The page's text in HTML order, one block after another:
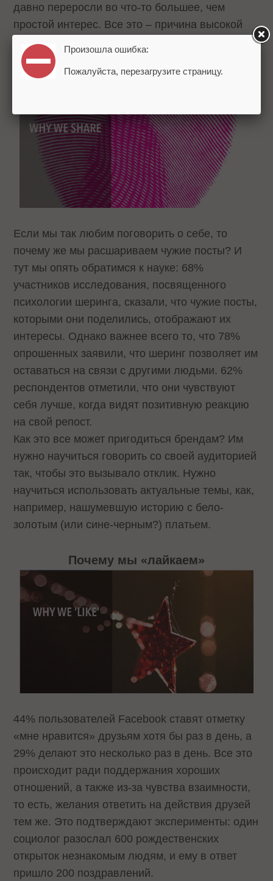
давно переросли во что-то большее, чем
простой интерес. Все это – причина высокой
активности пользователей в соцсетях.
Почему мы расшариваем
Если мы так любим поговорить о себе, то
почему же мы расшариваем чужие посты? И
тут мы опять обратимся к науке: 68%
участников исследования, посвященного
психологии шеринга, сказали, что чужие посты,
которыми они поделились, отображают их
интересы. Однако важнее всего то, что 78%
опрошенных заявили, что шеринг позволяет им
оставаться на связи с другими людьми. 62%
респондентов отметили, что они чувствуют
себя лучше, когда видят позитивную реакцию
на свой репост.
Как это все может пригодиться брендам? Им
нужно научиться говорить со своей аудиторией
так, чтобы это вызывало отклик. Нужно
научиться использовать актуальные темы, как,
например, нашумевшую историю с бело-
золотым (или сине-черным?) платьем.
Почему мы «лайкаем»
44% пользователей Facebook ставят отметку
«мне нравится» друзьям хотя бы раз в день, а
29% делают это несколько раз в день. Все это
происходит ради поддержания хороших
отношений, а также из-за чувства взаимности,
то есть, желания ответить на действия друзей
тем же. Это подтверждают эксперименты: один
социолог разослал 600 рождественских
открыток незнакомым людям, и ему в ответ
пришло 200 поздравлений.
Произошла ошибка:
Пожалуйста, перезагрузите страницу.